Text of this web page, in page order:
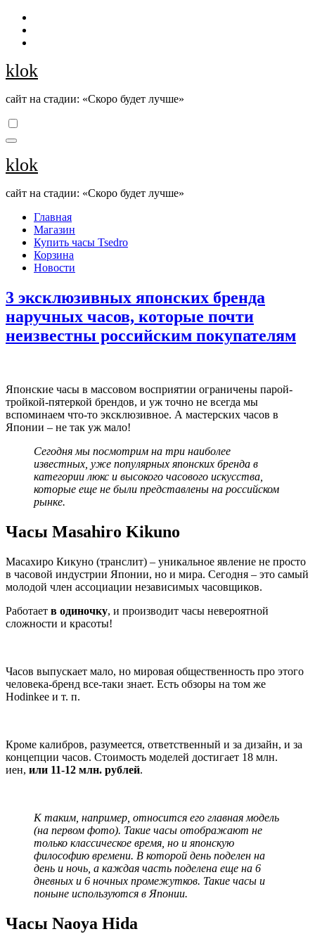
Перейти
содержанию
klok
сайт на стадии: «Скоро будет лучше»
klok
сайт на стадии: «Скоро будет лучше»
Главная
Магазин
Купить часы Tsedro
Корзина
Новости
3 эксклюзивных японских бренда
наручных часов, которые почти
неизвестны российским покупателям
Японские часы в массовом восприятии ограничены парой-
тройкой-пятеркой брендов, и уж точно не всегда мы
вспоминаем что-то эксклюзивное. А мастерских часов в
Японии – не так уж мало!
Сегодня мы посмотрим на три наиболее
известных, уже популярных японских бренда в
категории люкс и высокого часового искусства,
которые еще не были представлены на российском
рынке.
Часы Masahiro Kikuno
Масахиро Кикуно (транслит) – уникальное явление не просто
в часовой индустрии Японии, но и мира. Сегодня – это самый
молодой член ассоциации независимых часовщиков.
Работает в одиночку, и производит часы невероятной
сложности и красоты!
Часов выпускает мало, но мировая общественность про этого
человека-бренд все-таки знает. Есть обзоры на том же
Hodinkee и т. п.
Кроме калибров, разумеется, ответственный и за дизайн, и за
концепции часов. Стоимость моделей достигает 18 млн.
иен, или 11-12 млн. рублей.
К таким, например, относится его главная модель
(на первом фото). Такие часы отображают не
только классическое время, но и японскую
философию времени. В которой день поделен на
день и ночь, а каждая часть поделена еще на 6
дневных и 6 ночных промежутков. Такие часы и
поныне используются в Японии.
Часы Naoya Hida